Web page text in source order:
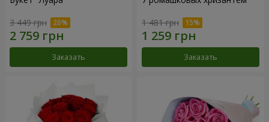
3 449 грн
Заказать
1 481 грн
Заказать